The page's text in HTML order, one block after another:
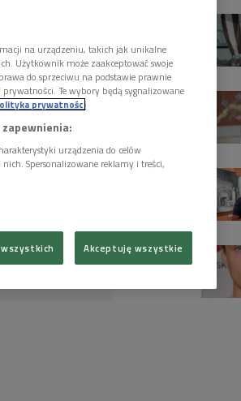
swych łupów.
Patcha)
towarzystwa,
czasem staje się
pokolenia
pisarza – Po tej
się w niej
przetworzone
sfer z
na urządzeniu, takich jak unikalne
Użytkownik może zaakceptować swoje
do sprzeciwu na podstawie prawnie
Te wybory będą sygnalizowane
prywatności
urządzenia do celów
Spersonalizowane reklamy i treści,
Akceptuję wszystkie